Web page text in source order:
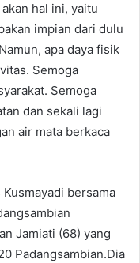
hal ini, yaitu
impian dari dulu
apa daya fisik
Semoga
Semoga
dan sekali lagi
air mata berkaca
bersama
Jamiati (68) yang
Padangsambian.Dia